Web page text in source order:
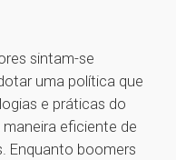
sintam-se
uma política que
e práticas do
eficiente de
Enquanto boomers